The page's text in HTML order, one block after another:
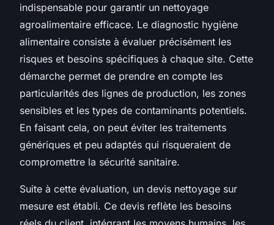
indispensable pour garantir un nettoyage
agroalimentaire efficace. Le diagnostic hygiène
alimentaire consiste à évaluer précisément les
risques et besoins spécifiques à chaque site. Cette
démarche permet de prendre en compte les
particularités des lignes de production, les zones
sensibles et les types de contaminants potentiels.
En faisant cela, on peut éviter les traitements
génériques et peu adaptés qui risqueraient de
compromettre la sécurité sanitaire.
Suite à cette évaluation, un devis nettoyage sur
mesure est établi. Ce devis reflète les besoins